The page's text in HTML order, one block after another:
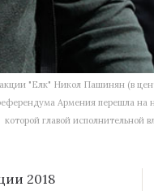
"Елк" Никол Пашинян (в
Армения перешла на
которой главой
2018